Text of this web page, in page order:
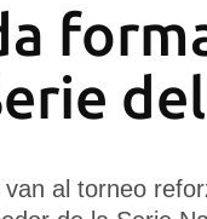
al torneo